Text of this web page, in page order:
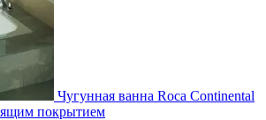
Чугунная ванна Roca Continental
покрытием